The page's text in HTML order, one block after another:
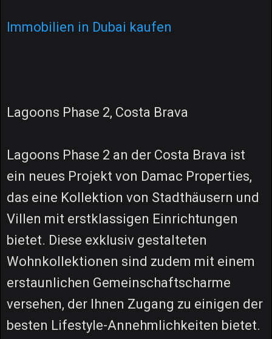
Immobilien in Dubai kaufen
Lagoons Phase 2, Costa Brava
Lagoons Phase 2 an der Costa Brava ist
ein neues Projekt von Damac Properties,
das eine Kollektion von Stadthäusern und
Villen mit erstklassigen Einrichtungen
bietet. Diese exklusiv gestalteten
Wohnkollektionen sind zudem mit einem
erstaunlichen Gemeinschaftscharme
versehen, der Ihnen Zugang zu einigen der
besten Lifestyle-Annehmlichkeiten bietet.